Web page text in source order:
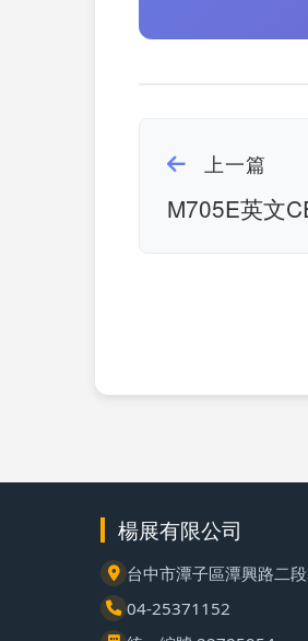
上一篇
M705E英文
楊展有限公司
台中市潭子區潭興路二
04-25371152